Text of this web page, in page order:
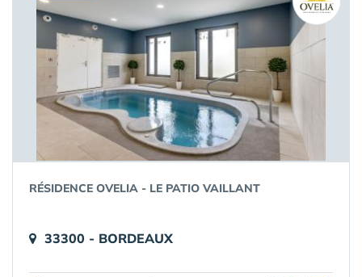
RÉSIDENCE OVELIA - LE PATIO VAILLANT
33300 - BORDEAUX